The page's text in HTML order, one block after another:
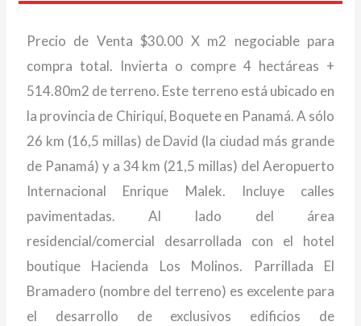
Precio de Venta $30.00 X m2 negociable para
compra total. Invierta o compre 4 hectáreas +
514.80m2 de terreno. Este terreno está ubicado en
la provincia de Chiriquí, Boquete en Panamá. A sólo
26 km (16,5 millas) de David (la ciudad más grande
de Panamá) y a 34 km (21,5 millas) del Aeropuerto
Internacional Enrique Malek. Incluye calles
pavimentadas. Al lado del área
residencial/comercial desarrollada con el hotel
boutique Hacienda Los Molinos. Parrillada El
Bramadero (nombre del terreno) es excelente para
el desarrollo de exclusivos edificios de